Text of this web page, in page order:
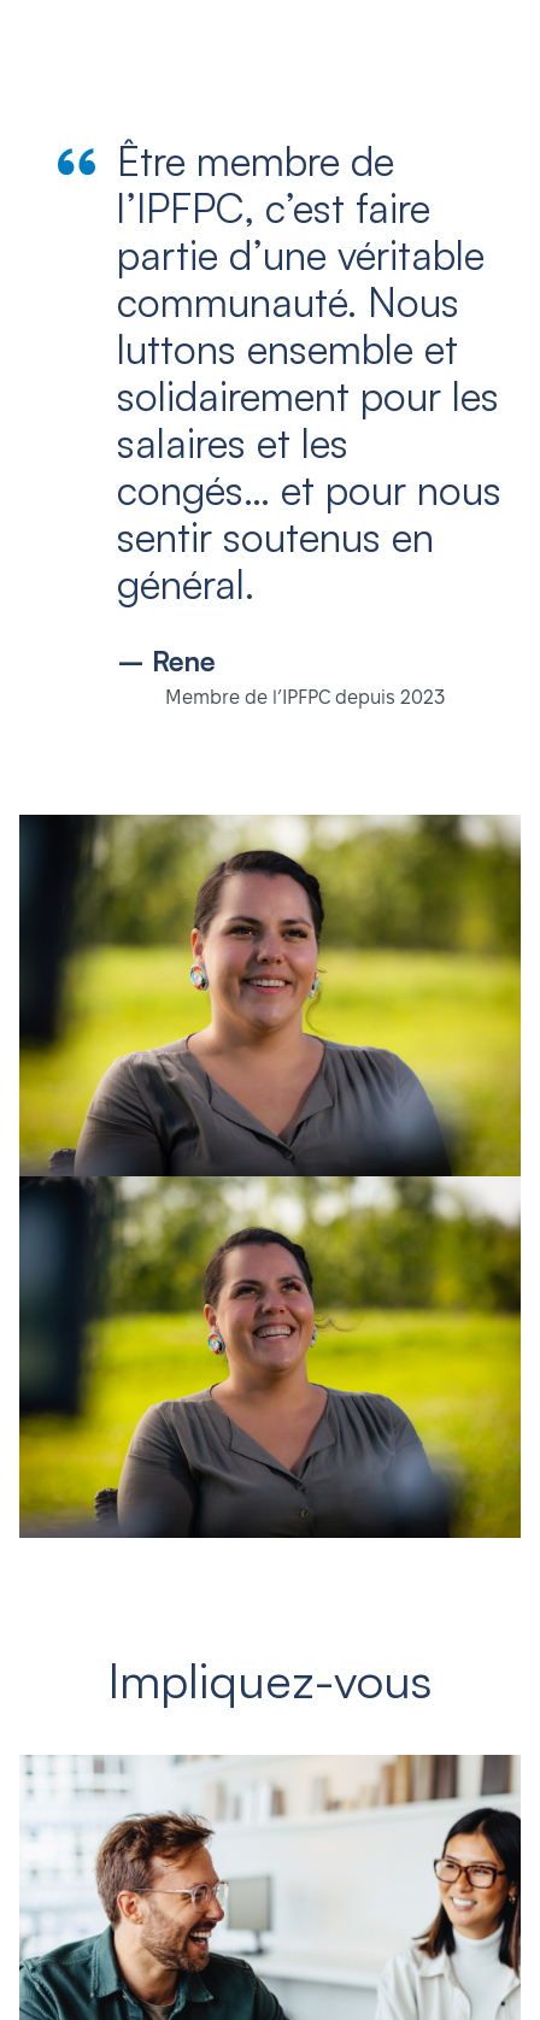
Être membre de
l’IPFPC, c’est faire
partie d’une véritable
communauté. Nous
luttons ensemble et
solidairement pour les
salaires et les
congés… et pour nous
sentir soutenus en
général.
– Rene
Membre de l’IPFPC depuis 2023
Impliquez-vous